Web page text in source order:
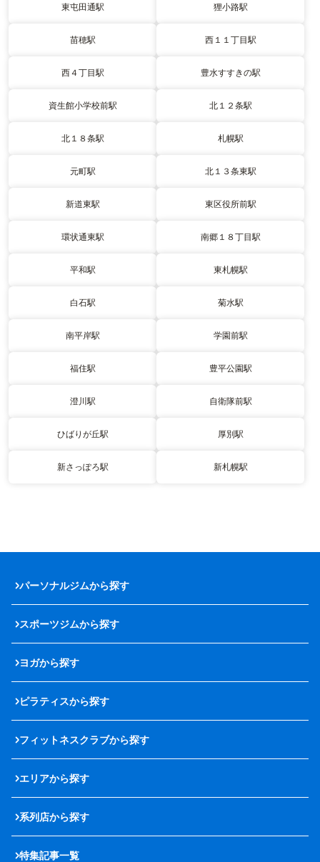
東屯田通駅 狸小路駅
苗穂駅 西１１丁目駅
西４丁目駅 豊水すすきの駅
資生館小学校前駅 北１２条駅
北１８条駅 札幌駅
元町駅 北１３条東駅
新道東駅 東区役所前駅
環状通東駅 南郷１８丁目駅
平和駅 東札幌駅
白石駅 菊水駅
南平岸駅 学園前駅
福住駅 豊平公園駅
澄川駅 自衛隊前駅
ひばりが丘駅 厚別駅
新さっぽろ駅 新札幌駅
パーソナルジムから探す
スポーツジムから探す
ヨガから探す
ピラティスから探す
フィットネスクラブから探す
エリアから探す
系列店から探す
特集記事一覧